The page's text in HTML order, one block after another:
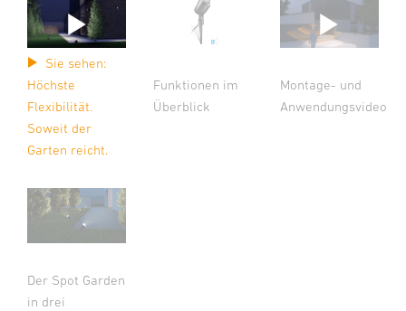
Sie sehen:
Höchste
Flexibilität.
Soweit der
Garten reicht.
Funktionen im
Überblick
Montage- und
Anwendungsvideo
Der Spot Garden
in drei